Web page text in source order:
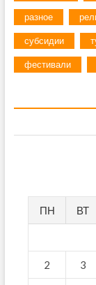
разное
субсидии
фестивали
ПН ВТ
2 3